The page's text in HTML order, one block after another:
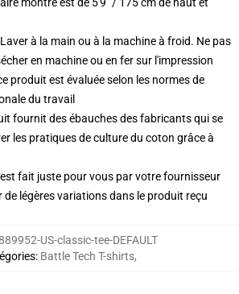
à la main ou à la machine à froid. Ne pas
en machine ou en fer sur l'impression
produit est évaluée selon les normes de
du travail
fournit des ébauches des fabricants qui se
les pratiques de culture du coton grâce à
fait juste pour vous par votre fournisseur
de légères variations dans le produit reçu
US-classic-tee-DEFAULT
: Battle Tech T-shirts,